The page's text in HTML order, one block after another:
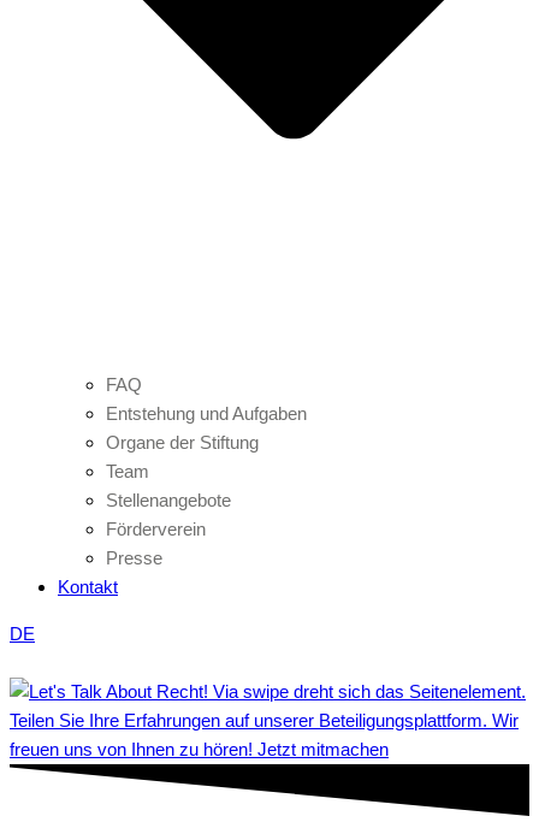
FAQ
Entstehung und Aufgaben
Organe der Stiftung
Team
Stellenangebote
Förderverein
Presse
Kontakt
DE
Teilen Sie Ihre Erfahrungen auf unserer Beteiligungsplattform. Wir
freuen uns von Ihnen zu hören! Jetzt mitmachen